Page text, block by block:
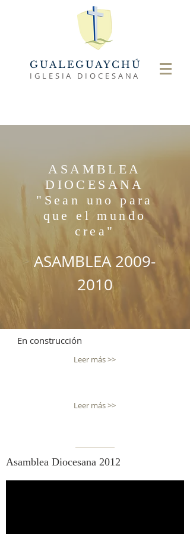
GUALEGUAYCHÚ
IGLESIA DIOCESANA
ASAMBLEA
DIOCESANA
"Sean uno para
que el mundo
crea"
ASAMBLEA 2009-
2010
En construcción
Leer más >>
Leer más >>
Asamblea Diocesana 2012